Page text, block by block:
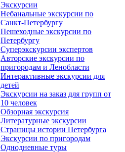
Экскурсии
Небанальные экскурсии по
Санкт-Петербургу
Пешеходные экскурсии по
Петербургу
Суперэкскурсии экспертов
Авторские экскурсии по
пригородам и Ленобласти
Интерактивные экскурсии для
детей
Экскурсии на заказ для групп от
10 человек
Обзорная экскурсия
Литературные экскурсии
Страницы истории Петербурга
Экскурсии по пригородам
Однодневные туры